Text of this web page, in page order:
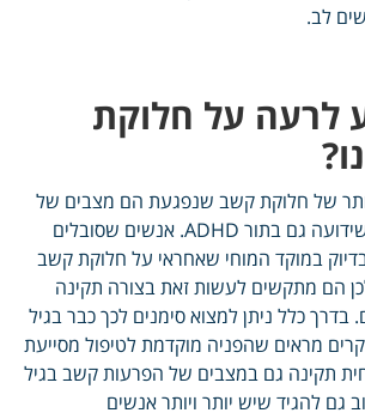
לב.
לרעה על חלוקת
של חלוקת קשב שנפגעת הם מצבים של
הפרעת קשב וריכוז, שידועה גם בתור ADHD. אנשים שסובלים
במוקד המוחי שאחראי על חלוקת קשב
הם מתקשים לעשות זאת בצורה תקינה
כלל ניתן למצוא סימנים לכך כבר בגיל
מראים שהפניה מוקדמת לטיפול מסייעת
תקינה גם במצבים של הפרעות קשב בגיל
להגיד שיש יותר ויותר אנשים